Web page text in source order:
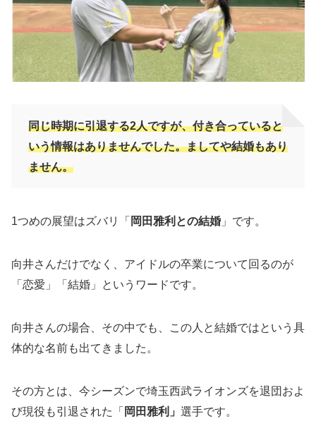
同じ時期に引退する2人ですが、付き合っていると
いう情報はありませんでした。ましてや結婚もあり
ません。
1つめの展望はズバリ「 岡田雅利との結婚 」です。
向井さんだけでなく、アイドルの卒業について回るのが
「恋愛」「結婚」というワードです。
向井さんの場合、その中でも、この人と結婚ではという具
体的な名前も出てきました。
その方とは、今シーズンで埼玉西武ライオンズを退団およ
び現役も引退された「 岡田雅利」 選手です。